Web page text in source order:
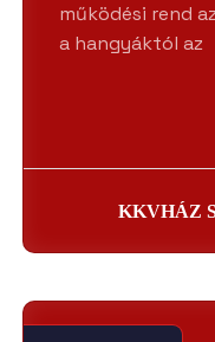
működési rend
a hangyáktól az
KKVHÁZ